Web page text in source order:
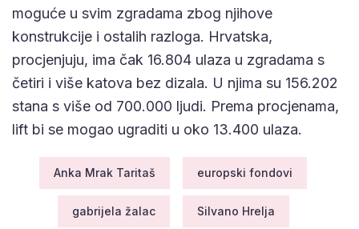
moguće u svim zgradama zbog njihove
konstrukcije i ostalih razloga. Hrvatska,
procjenjuju, ima čak 16.804 ulaza u zgradama s
četiri i više katova bez dizala. U njima su 156.202
stana s više od 700.000 ljudi. Prema procjenama,
lift bi se mogao ugraditi u oko 13.400 ulaza.
Anka Mrak Taritaš europski fondovi
gabrijela žalac Silvano Hrelja